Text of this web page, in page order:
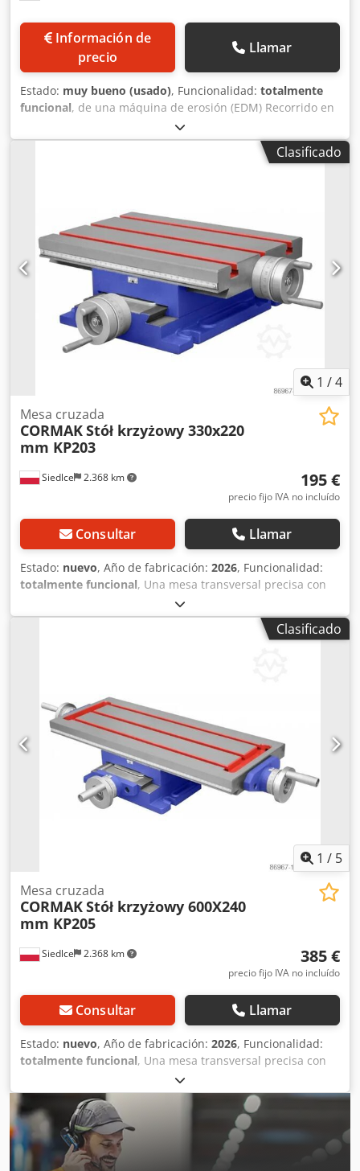
Información de
precio
Llamar
Estado: muy bueno (usado), Funcionalidad: totalmente
funcional, de una máquina de erosión (EDM) Recorrido en
X: 220 mm Recorrido en Y: 160 mm Indicador digital
Mitutoyo de 2 ejes con precisión de visualización de 1/1000
mm . Base sin valoración . Djdpfsznh E Isx AklsckClasificado
1 /4
Siedlce 2.368 km
Mesa cruzada
CORMAKStół krzyżowy 330x220
mm KP203
195 €
precio fijo IVA no incluído
Consultar Llamar
Estado: nuevo, Año de fabricación: 2026, Funcionalidad:
totalmente funcional, Una mesa transversal precisa con
tapa de tornillos y guías deslizantes realizadas con el
método de "cola de milano" mejora significativamente la
rigidez de la mesa y permite eliminar el juego en los
taladradoras, fresadoras, etc., gracias a lo cual obtenemos
un posicionamiento preciso al taladrar o taladrar. La
cubierta del tornillo evita que entren virutas en el
mecanismo de trabajo de alimentación. Una ventaja
adicional de la mesa es la escala de tira que facilita la
visualización constante de la posición de la mesa en los
ejes X e Y. Nonio 4 mm/0,02 mm Dsdpfsvu Uwuox Aklock
Clasificado
1 / 5
Siedlce 2.368 km
Mesa cruzada
CORMAKStół krzyżowy 600X240
mm KP205
385 €
precio fijo IVA no incluído
Consultar Llamar
Estado: nuevo, Año de fabricación: 2026, Funcionalidad:
totalmente funcional, Una mesa transversal precisa con
tapa de tornillos y guías deslizantes realizadas con el
método de "cola de milano" mejora significativamente la
rigidez de la mesa y permite eliminar el juego en los
avances. Descripción de la mesa cruzada. La mesa en cruz
está fabricada de forma sólida con materiales de alta
calidad. Soporta perfectamente los trabajos en